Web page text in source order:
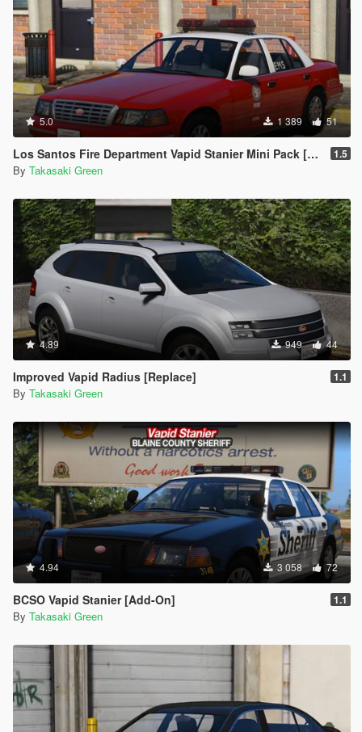
5.0 1 389 51
Los Santos Fire Department Vapid Stanier Mini Pack [Add-On | Template] 1.5
By Takasaki Green
4.89 949 44
Improved Vapid Radius [Replace] 1.1
By Takasaki Green
4.94 3 058 72
BCSO Vapid Stanier [Add-On] 1.1
By Takasaki Green